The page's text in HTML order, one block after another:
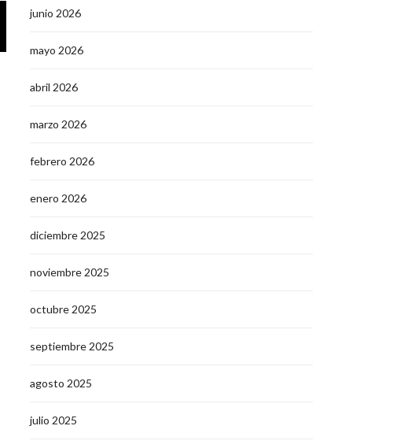
junio 2026
mayo 2026
abril 2026
marzo 2026
febrero 2026
enero 2026
diciembre 2025
noviembre 2025
octubre 2025
septiembre 2025
agosto 2025
julio 2025